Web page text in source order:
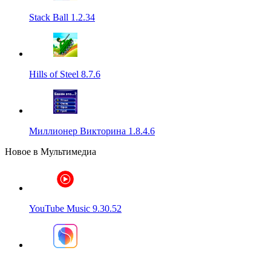
Stack Ball 1.2.34
Hills of Steel 8.7.6
Миллионер Викторина 1.8.4.6
Новое в Мультимедиа
YouTube Music 9.30.52